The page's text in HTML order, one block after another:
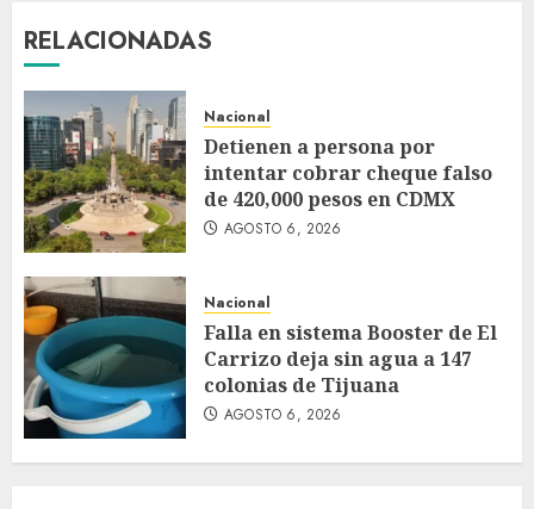
RELACIONADAS
Nacional
Detienen a persona por
intentar cobrar cheque falso
de 420,000 pesos en CDMX
AGOSTO 6, 2026
Nacional
Falla en sistema Booster de El
Carrizo deja sin agua a 147
colonias de Tijuana
AGOSTO 6, 2026